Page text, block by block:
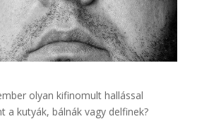
olyan kifinomult hallással
a kutyák, bálnák vagy delfinek?